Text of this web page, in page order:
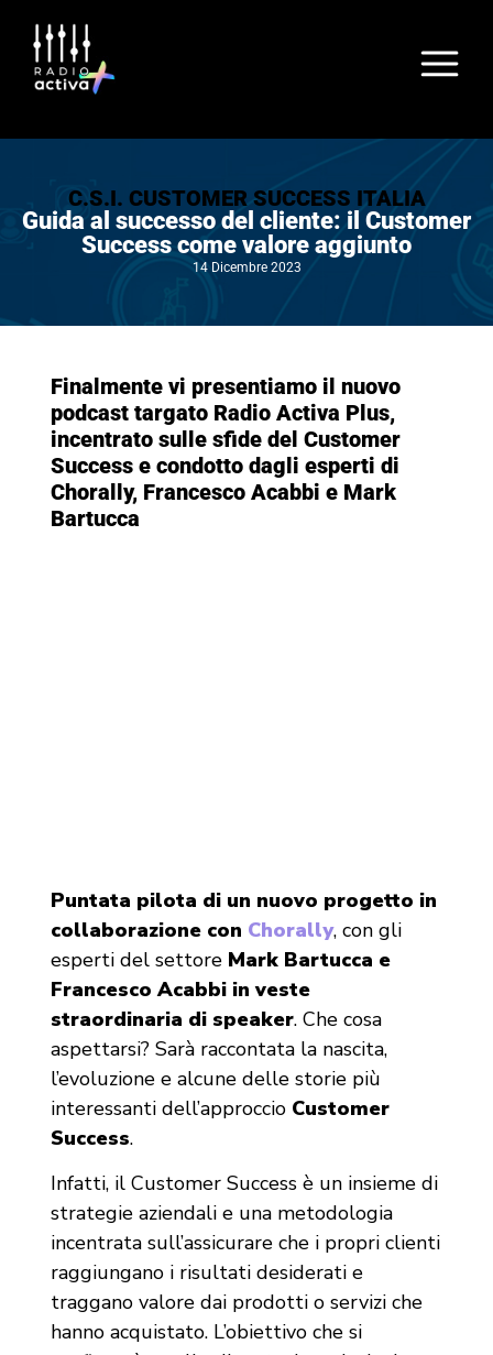
C.S.I. CUSTOMER SUCCESS ITALIA
Guida al successo del cliente: il Customer
Success come valore aggiunto
14 Dicembre 2023
Finalmente vi presentiamo il nuovo
podcast targato Radio Activa Plus,
incentrato sulle sfide del Customer
Success e condotto dagli esperti di
Chorally, Francesco Acabbi e Mark
Bartucca
Puntata pilota di un nuovo progetto in
collaborazione con Chorally, con gli
esperti del settore Mark Bartucca e
Francesco Acabbi in veste
straordinaria di speaker. Che cosa
aspettarsi? Sarà raccontata la nascita,
l’evoluzione e alcune delle storie più
interessanti dell’approccio Customer
Success.
Infatti, il Customer Success è un insieme di
strategie aziendali e una metodologia
incentrata sull’assicurare che i propri clienti
raggiungano i risultati desiderati e
traggano valore dai prodotti o servizi che
hanno acquistato. L’obiettivo che si